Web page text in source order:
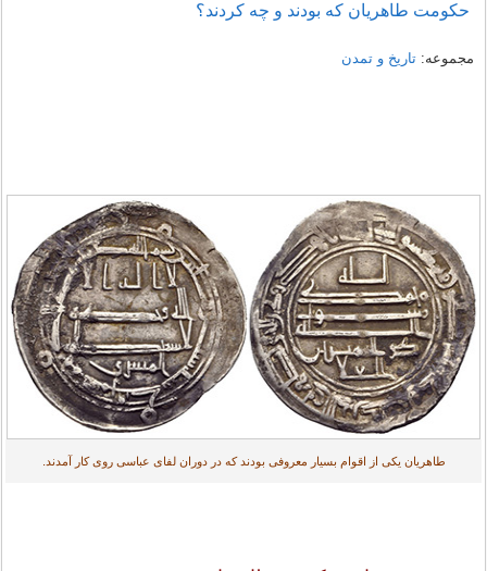
حکومت طاهریان که بودند و چه کردند؟
مجموعه:تاریخ و تمدن
طاهریان یکی از اقوام بسیار معروفی بودند که در دوران لفای عباسی روی کار آمدند.